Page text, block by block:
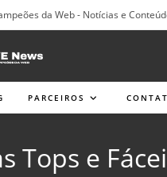
da Web - Notícias e
PARCEIROS
Tops e